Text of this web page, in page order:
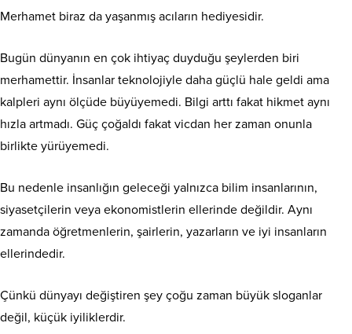
Merhamet biraz da yaşanmış acıların hediyesidir.
Bugün dünyanın en çok ihtiyaç duyduğu şeylerden biri
merhamettir. İnsanlar teknolojiyle daha güçlü hale geldi ama
kalpleri aynı ölçüde büyüyemedi. Bilgi arttı fakat hikmet aynı
hızla artmadı. Güç çoğaldı fakat vicdan her zaman onunla
birlikte yürüyemedi.
Bu nedenle insanlığın geleceği yalnızca bilim insanlarının,
siyasetçilerin veya ekonomistlerin ellerinde değildir. Aynı
zamanda öğretmenlerin, şairlerin, yazarların ve iyi insanların
ellerindedir.
Çünkü dünyayı değiştiren şey çoğu zaman büyük sloganlar
değil, küçük iyiliklerdir.